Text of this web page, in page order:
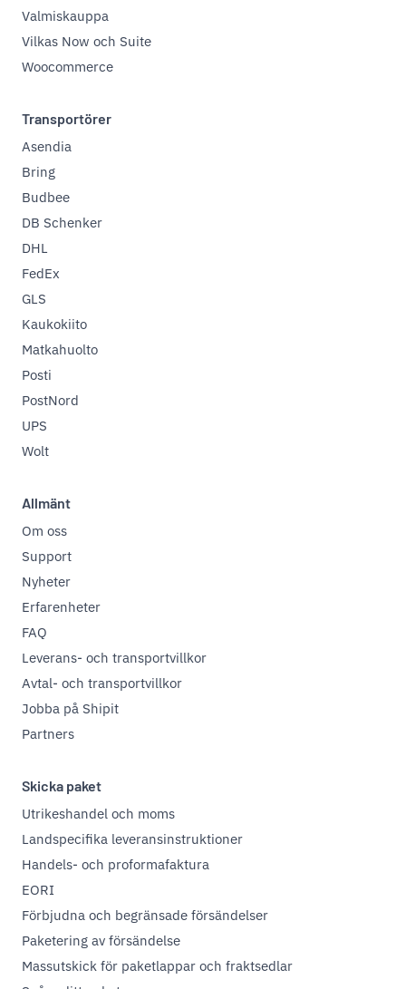
Valmiskauppa
Vilkas Now och Suite
Woocommerce
Transportörer
Asendia
Bring
Budbee
DB Schenker
DHL
FedEx
GLS
Kaukokiito
Matkahuolto
Posti
PostNord
UPS
Wolt
Allmänt
Om oss
Support
Nyheter
Erfarenheter
FAQ
Leverans- och transportvillkor
Avtal- och transportvillkor
Jobba på Shipit
Partners
Skicka paket
Utrikeshandel och moms
Landspecifika leveransinstruktioner
Handels- och proformafaktura
EORI
Förbjudna och begränsade försändelser
Paketering av försändelse
Massutskick för paketlappar och fraktsedlar